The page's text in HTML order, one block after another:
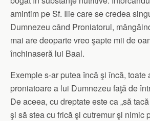
amintim pe Sf. Ilie care se credea
Dumnezeu când Proniatorul,
mai are deoparte vreo şapte mii de
închinaseră lui Baal.
Exemple s-ar putea încă şi încă, toate
proniatoare a lui Dumnezeu faţă de
De aceea, cu dreptate este ca „să
şi să stea cu frică şi cutremur şi nimic